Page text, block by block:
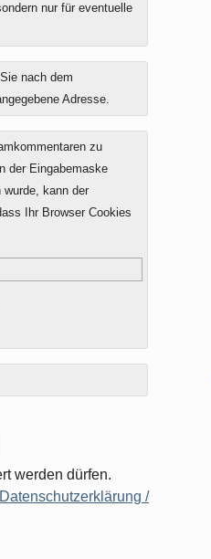
nur für eventuelle
nach dem
Adresse.
zu
der Eingabemaske
wurde, kann der
Ihr Browser Cookies
werden dürfen.
Datenschutzerklärung /